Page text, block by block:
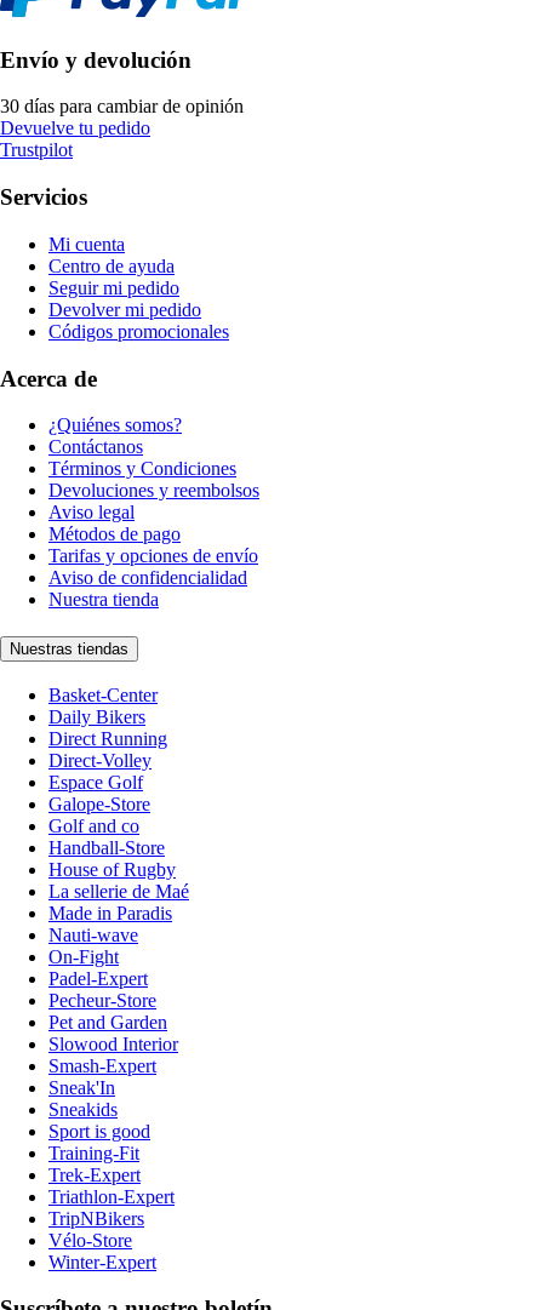
Envío y devolución
30 días para cambiar de opinión
Devuelve tu pedido
Trustpilot
Servicios
Mi cuenta
Centro de ayuda
Seguir mi pedido
Devolver mi pedido
Códigos promocionales
Acerca de
¿Quiénes somos?
Contáctanos
Términos y Condiciones
Devoluciones y reembolsos
Aviso legal
Métodos de pago
Tarifas y opciones de envío
Aviso de confidencialidad
Nuestra tienda
Nuestras tiendas
Basket-Center
Daily Bikers
Direct Running
Direct-Volley
Espace Golf
Galope-Store
Golf and co
Handball-Store
House of Rugby
La sellerie de Maé
Made in Paradis
Nauti-wave
On-Fight
Padel-Expert
Pecheur-Store
Pet and Garden
Slowood Interior
Smash-Expert
Sneak'In
Sneakids
Sport is good
Training-Fit
Trek-Expert
Triathlon-Expert
TripNBikers
Vélo-Store
Winter-Expert